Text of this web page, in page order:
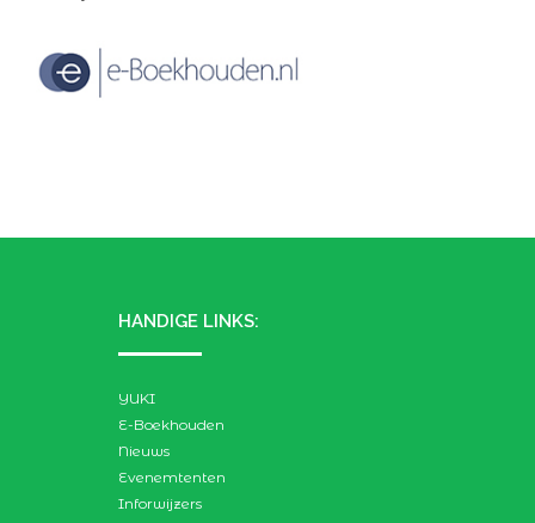
HANDIGE LINKS:
YUKI
E-Boekhouden
Nieuws
Evenemtenten
Inforwijzers